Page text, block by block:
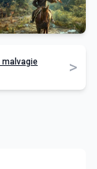
malvagie
>